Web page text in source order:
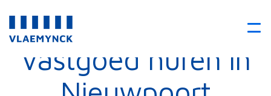
Vastgoed huren in